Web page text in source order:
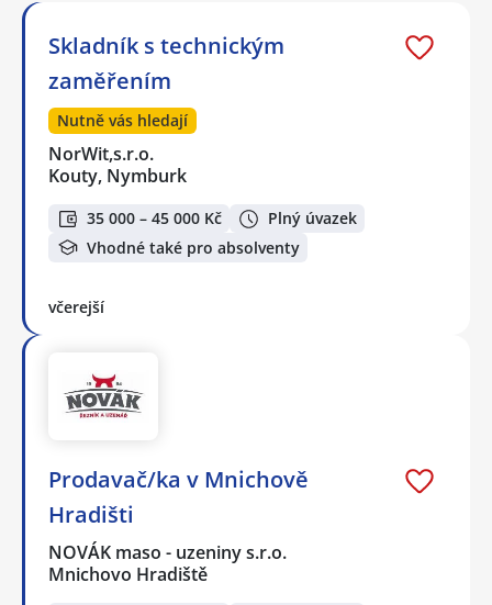
Skladník s technickým
zaměřením
Nutně vás hledají
NorWit,s.r.o.
Kouty, Nymburk
35 000 – 45 000 Kč
Plný úvazek
Vhodné také pro absolventy
včerejší
Prodavač/ka v Mnichově
Hradišti
NOVÁK maso - uzeniny s.r.o.
Mnichovo Hradiště